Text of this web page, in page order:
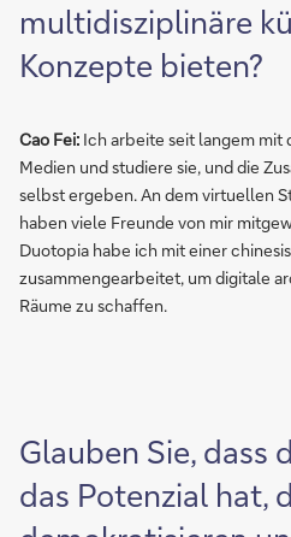
multidisziplinäre
Konzepte bieten?
Cao Fei: Ich arbeite seit langem mit
Medien und studiere sie, und die
selbst ergeben. An dem virtuellen
haben viele Freunde von mir
Duotopia habe ich mit einer
zusammengearbeitet, um digitale
Räume zu schaffen.
Glauben Sie, dass
das Potenzial hat,